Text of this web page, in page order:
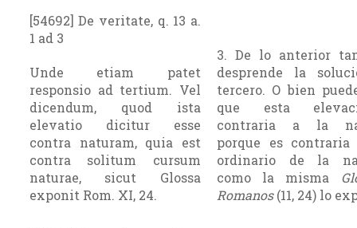
[54692] De veritate, q. 13 a.
1 ad 3
Unde etiam patet
responsio ad tertium. Vel
dicendum, quod ista
elevatio dicitur esse
contra naturam, quia est
contra solitum cursum
naturae, sicut Glossa
exponit Rom. XI, 24.
3. De lo anterior
desprende la
tercero. O bien
que esta
contraria a la
porque es
ordinario de la
como la misma
Romanos(11, 24) lo